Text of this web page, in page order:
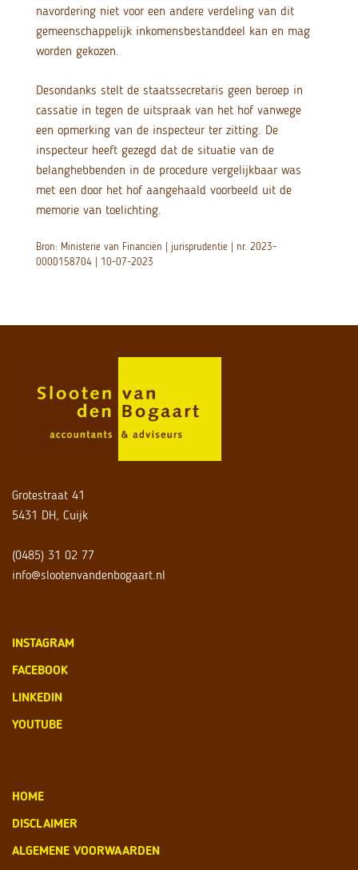
navordering niet voor een andere verdeling van dit
gemeenschappelijk inkomensbestanddeel kan en mag
worden gekozen.
Desondanks stelt de staatssecretaris geen beroep in
cassatie in tegen de uitspraak van het hof vanwege
een opmerking van de inspecteur ter zitting. De
inspecteur heeft gezegd dat de situatie van de
belanghebbenden in de procedure vergelijkbaar was
met een door het hof aangehaald voorbeeld uit de
memorie van toelichting.
Bron: Ministerie van Financiën | jurisprudentie | nr. 2023-
0000158704 | 10-07-2023
Grotestraat 41
5431 DH, Cuijk
(0485) 31 02 77
info@slootenvandenbogaart.nl
INSTAGRAM
FACEBOOK
LINKEDIN
YOUTUBE
HOME
DISCLAIMER
ALGEMENE VOORWAARDEN